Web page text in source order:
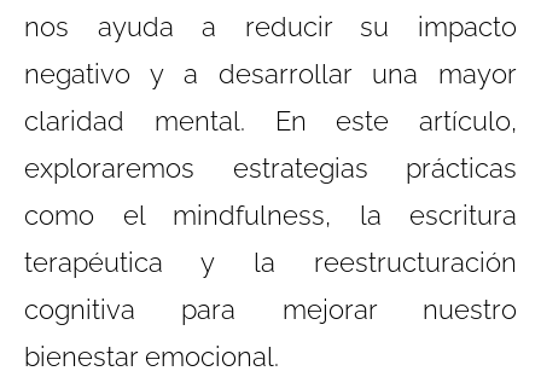
nos ayuda a reducir su impacto
negativo y a desarrollar una mayor
claridad mental. En este artículo,
exploraremos estrategias prácticas
como el mindfulness, la escritura
terapéutica y la reestructuración
cognitiva para mejorar nuestro
bienestar emocional.